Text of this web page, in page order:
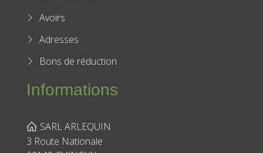
Adresses
Bons de réduction
Informations
62149 CUINCHY
France